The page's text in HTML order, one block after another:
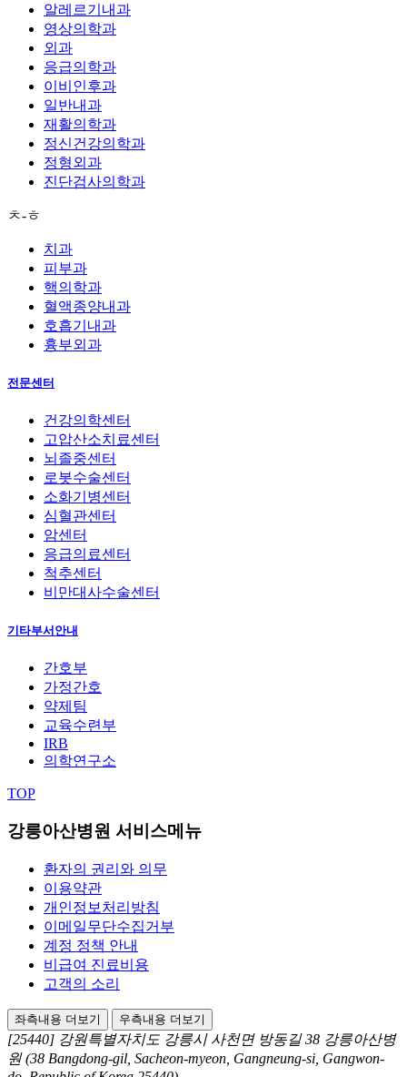
알레르기내과
영상의학과
외과
응급의학과
이비인후과
일반내과
재활의학과
정신건강의학과
정형외과
진단검사의학과
ㅊ-ㅎ
치과
피부과
핵의학과
혈액종양내과
호흡기내과
흉부외과
전문센터
건강의학센터
고압산소치료센터
뇌졸중센터
로봇수술센터
소화기병센터
심혈관센터
암센터
응급의료센터
척추센터
비만대사수술센터
기타부서안내
간호부
가정간호
약제팀
교육수련부
IRB
의학연구소
TOP
강릉아산병원 서비스메뉴
환자의 권리와 의무
이용약관
개인정보처리방침
이메일무단수집거부
계정 정책 안내
비급여 진료비용
고객의 소리
좌측내용 더보기 우측내용 더보기
[25440] 강원특별자치도 강릉시 사천면 방동길 38 강릉아산병
원 (38 Bangdong-gil, Sacheon-myeon, Gangneung-si, Gangwon-